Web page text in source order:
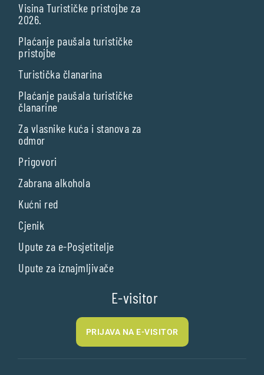
Visina Turističke pristojbe za
2026.
Plaćanje paušala turističke
pristojbe
Turistička članarina
Plaćanje paušala turističke
članarine
Za vlasnike kuća i stanova za
odmor
Prigovori
Zabrana alkohola
Kućni red
Cjenik
Upute za e-Posjetitelje
Upute za iznajmljivače
E-visitor
PRIJAVA NA E-VISITOR